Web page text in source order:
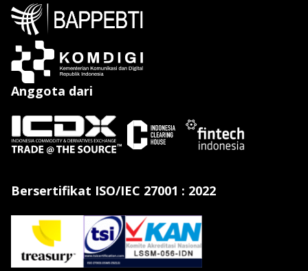
Anggota dari
Bersertifikat ISO/IEC 27001 : 2022